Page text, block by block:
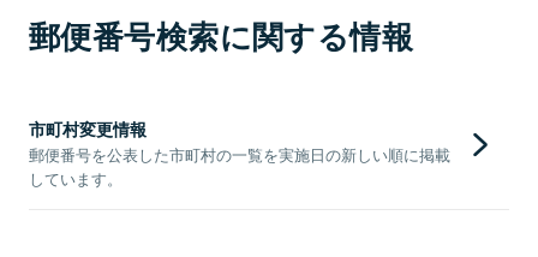
郵便番号検索に関する情報
市町村変更情報
郵便番号を公表した市町村の一覧を実施日の新しい順に掲載
しています。